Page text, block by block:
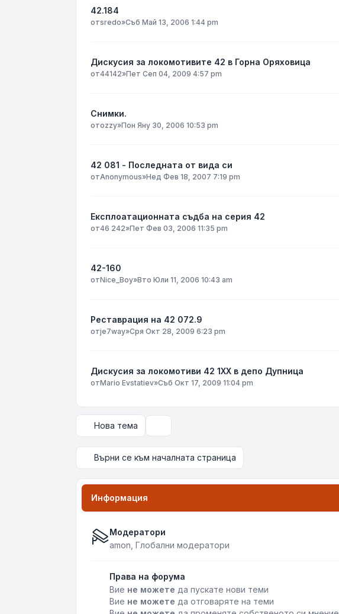
42.184
отsredo»Съб Май 13, 2006 1:44 pm
Дискусия за локомотивите 42 в Горна Оряховица
от44142»Пет Сеп 04, 2009 4:57 pm
Снимки.
отozzy»Пон Яну 30, 2006 10:53 pm
42 081 - Последната от вида си
отAnonymous»Нед Фев 18, 2007 7:19 pm
Експлоатационната съдба на серия 42
от46 242»Пет Фев 03, 2006 11:35 pm
42-160
отNice_Boy»Вто Юли 11, 2006 10:43 am
Реставрация на 42 072.9
отje7way»Сря Окт 28, 2009 6:23 pm
Дискусия за локомотиви 42 1ХХ в депо Дупница
отMario Evstatiev»Съб Окт 17, 2009 11:04 pm
Нова тема
Върни се към началната страница
Информация
Модератори
amon Глобални модератори
Права на форума
Вие не можете да пускате нови теми
Вие не можете да отговаряте на теми